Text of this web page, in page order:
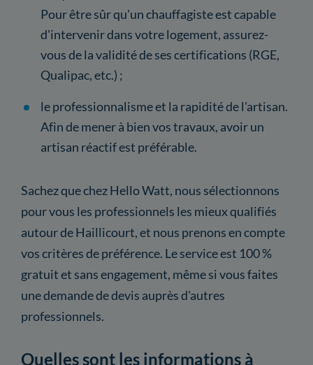
Pour être sûr qu'un chauffagiste est capable
d'intervenir dans votre logement, assurez-
vous de la validité de ses certifications (RGE,
Qualipac, etc.) ;
le professionnalisme et la rapidité de l'artisan.
Afin de mener à bien vos travaux, avoir un
artisan réactif est préférable.
Sachez que chez Hello Watt, nous sélectionnons
pour vous les professionnels les mieux qualifiés
autour de Haillicourt, et nous prenons en compte
vos critères de préférence. Le service est 100 %
gratuit et sans engagement, même si vous faites
une demande de devis auprès d'autres
professionnels.
Quelles sont les informations à